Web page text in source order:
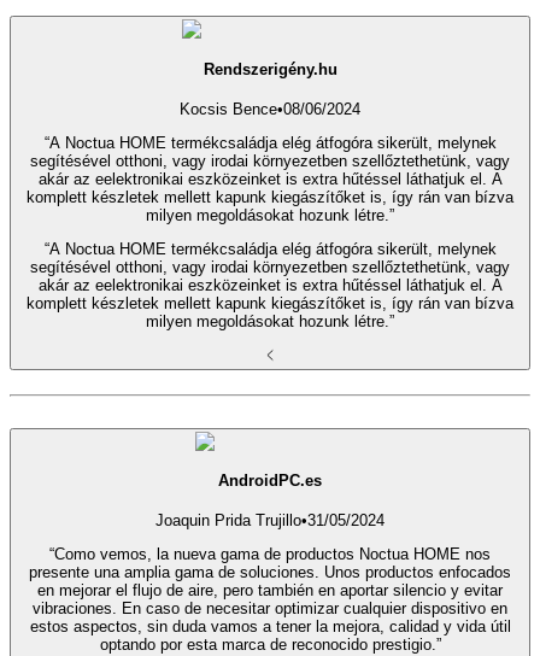
Rendszerigény.hu
Kocsis Bence•08/06/2024
“A Noctua HOME termékcsaládja elég átfogóra sikerült, melynek
segítésével otthoni, vagy irodai környezetben szellőztethetünk, vagy
akár az eelektronikai eszközeinket is extra hűtéssel láthatjuk el. A
komplett készletek mellett kapunk kiegászítőket is, így rán van bízva
milyen megoldásokat hozunk létre.”
“A Noctua HOME termékcsaládja elég átfogóra sikerült, melynek
segítésével otthoni, vagy irodai környezetben szellőztethetünk, vagy
akár az eelektronikai eszközeinket is extra hűtéssel láthatjuk el. A
komplett készletek mellett kapunk kiegászítőket is, így rán van bízva
milyen megoldásokat hozunk létre.”
AndroidPC.es
Joaquin Prida Trujillo•31/05/2024
“Como vemos, la nueva gama de productos Noctua HOME nos
presente una amplia gama de soluciones. Unos productos enfocados
en mejorar el flujo de aire, pero también en aportar silencio y evitar
vibraciones. En caso de necesitar optimizar cualquier dispositivo en
estos aspectos, sin duda vamos a tener la mejora, calidad y vida útil
optando por esta marca de reconocido prestigio.”